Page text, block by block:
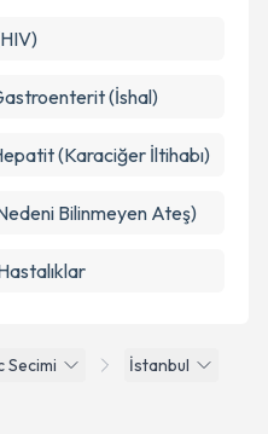
Secimi
İstanbul
(İshal)
(Karaciğer İltihabı)
Bilinmeyen Ateş)